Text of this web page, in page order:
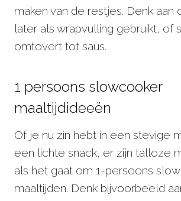
maken van de restjes. Denk aan
later als wrapvulling gebruikt, of
omtovert tot saus.
1 persoons slowcooker
maaltijdideeën
Of je nu zin hebt in een stevige
een lichte snack, er zijn talloze
als het gaat om 1-persoons
maaltijden. Denk bijvoorbeeld